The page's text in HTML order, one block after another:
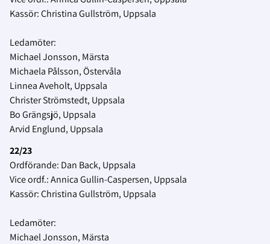
Kassör: Christina Gullström, Uppsala
Ledamöter:
Michael Jonsson, Märsta
Michaela Pålsson, Östervåla
Linnea Aveholt, Uppsala
Christer Strömstedt, Uppsala
Bo Grängsjö, Uppsala
Arvid Englund, Uppsala
22/23
Ordförande: Dan Back, Uppsala
Vice ordf.: Annica Gullin-Caspersen, Uppsala
Kassör: Christina Gullström, Uppsala
Ledamöter:
Michael Jonsson, Märsta